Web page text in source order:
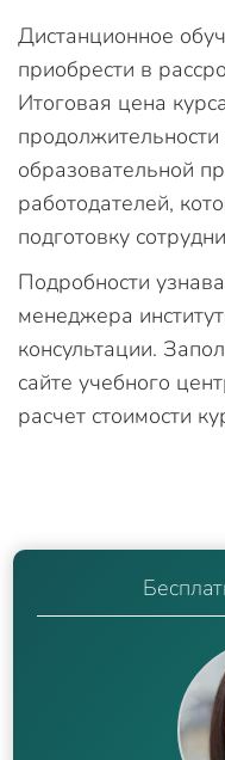
Дистанционное
приобрести в
Итоговая цена
образовательной
работодателей,
подготовку
Подробности
менеджера
консультации.
сайте учебного
расчет стоимости